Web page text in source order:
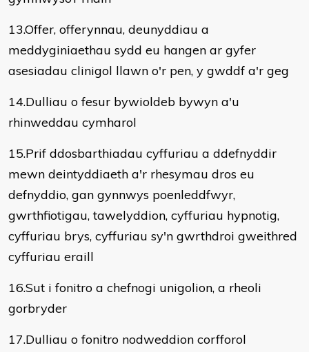
13.Offer, offerynnau, deunyddiau a
meddyginiaethau sydd eu hangen ar gyfer
asesiadau clinigol llawn o'r pen, y gwddf a'r geg
14.Dulliau o fesur bywioldeb bywyn a'u
rhinweddau cymharol
15.Prif ddosbarthiadau cyffuriau a ddefnyddir
mewn deintyddiaeth a'r rhesymau dros eu
defnyddio, gan gynnwys poenleddfwyr,
gwrthfiotigau, tawelyddion, cyffuriau hypnotig,
cyffuriau brys, cyffuriau sy'n gwrthdroi gweithred
cyffuriau eraill
16.Sut i fonitro a chefnogi unigolion, a rheoli
gorbryder
17.Dulliau o fonitro nodweddion corfforol